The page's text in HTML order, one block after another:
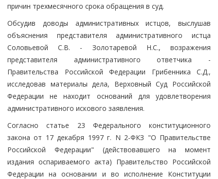
причин трехмесячного срока обращения в суд.
Обсудив доводы административных истцов, выслушав
объяснения представителя административного истца
Соловьевой С.В. - Золотаревой Н.С., возражения
представителя административного ответчика -
Правительства Российской Федерации Грибенника С.Д.,
исследовав материалы дела, Верховный Суд Российской
Федерации не находит оснований для удовлетворения
административного искового заявления.
Согласно статье 23 Федерального конституционного
закона от 17 декабря 1997 г. N 2-ФКЗ "О Правительстве
Российской Федерации" (действовавшего на момент
издания оспариваемого акта) Правительство Российской
Федерации на основании и во исполнение Конституции